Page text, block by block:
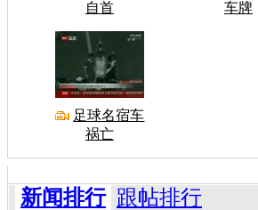
自首
车牌
足球名宿车
祸亡
新闻排行 跟帖排行